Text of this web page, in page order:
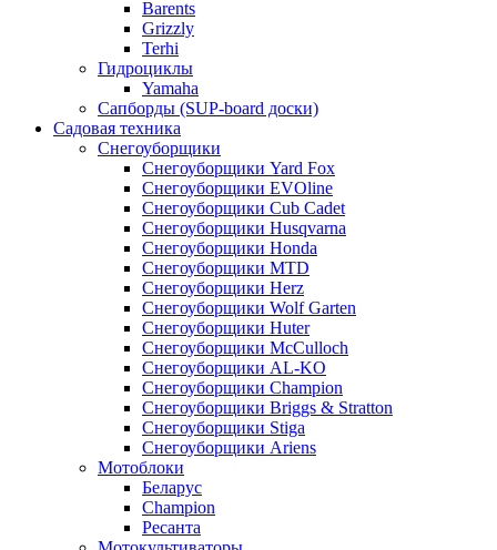
Barents
Grizzly
Terhi
Гидроциклы
Yamaha
Сапборды (SUP-board доски)
Садовая техника
Снегоуборщики
Снегоуборщики Yard Fox
Снегоуборщики EVOline
Снегоуборщики Cub Cadet
Снегоуборщики Husqvarna
Снегоуборщики Honda
Снегоуборщики MTD
Снегоуборщики Herz
Снегоуборщики Wolf Garten
Снегоуборщики Huter
Снегоуборщики McCulloch
Снегоуборщики AL-KO
Снегоуборщики Champion
Снегоуборщики Briggs & Stratton
Снегоуборщики Stiga
Снегоуборщики Ariens
Мотоблоки
Беларус
Champion
Ресанта